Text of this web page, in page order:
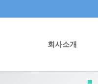
회사소개